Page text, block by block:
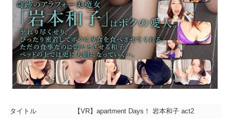
タイトル
【VR】apartment Days！ 岩本和子 act2